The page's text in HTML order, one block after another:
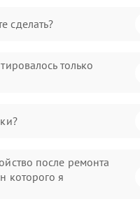
сделать?
только
после ремонта
которого я